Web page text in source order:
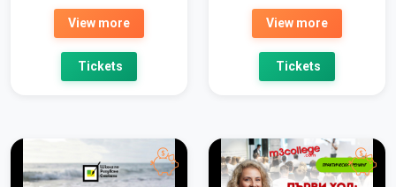
View more
Tickets
View more
Tickets